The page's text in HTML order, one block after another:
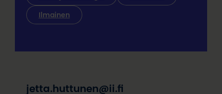
Ilmainen
jetta.huttunen@ii.fi